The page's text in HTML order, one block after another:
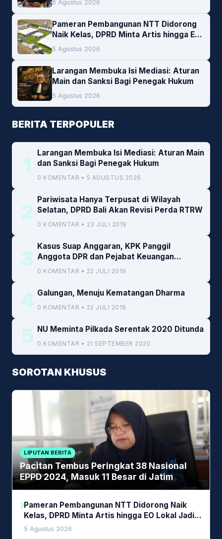
6 Agustus 2026
Pameran Pembangunan NTT Didorong
Naik Kelas, DPRD Minta Artis hingga EO
Lokal Jadi Prioritas
5 Agustus 2026
Larangan Membuka Isi Mediasi: Aturan
Main dan Sanksi Bagi Penegak Hukum
5 Agustus 2026
BERITA TERPOPULER
1
Larangan Membuka Isi Mediasi: Aturan Main
dan Sanksi Bagi Penegak Hukum
0 KOMENTAR • 5 AGUSTUS 2026
2
Pariwisata Hanya Terpusat di Wilayah
Selatan, DPRD Bali Akan Revisi Perda RTRW
0 KOMENTAR • 23 JULI 2019
3
Kasus Suap Anggaran, KPK Panggil
Anggota DPR dan Pejabat Keuangan
Kemenkeu
0 KOMENTAR • 22 JULI 2019
4 Galungan, Menuju Kematangan Dharma
0 KOMENTAR • 22 JULI 2019
5 NU Meminta Pilkada Serentak 2020 Ditunda
0 KOMENTAR • 21 SEPTEMBER 2020
SOROTAN KHUSUS
LIPUTAN BERITA
Pacitan Tembus Peringkat 38 Nasional
EPPD 2024, Masuk 11 Besar di Jatim
Pameran Pembangunan NTT Didorong Naik
Kelas, DPRD Minta Artis hingga EO Lokal Jadi
Prioritas
5 Agustus 2026